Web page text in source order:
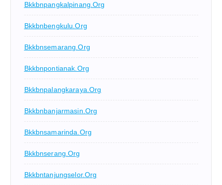
Bkkbnpangkalpinang.org
Bkkbnbengkulu.org
Bkkbnsemarang.org
Bkkbnpontianak.org
Bkkbnpalangkaraya.org
Bkkbnbanjarmasin.org
Bkkbnsamarinda.org
Bkkbnserang.org
Bkkbntanjungselor.org